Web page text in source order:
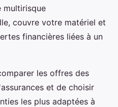
multirisque
couvre votre matériel et
financières liées à un
les offres des
et de choisir
les plus adaptées à